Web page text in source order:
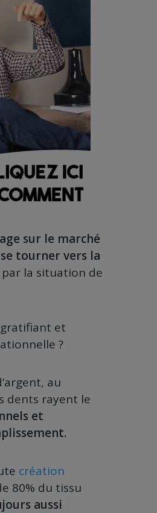
sur le marché
tourner vers la
la situation de
et
?
au
dents rayent le
et
création
80% du tissu
aussi